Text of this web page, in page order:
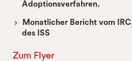
Adoptionsverfahren.
Monatlicher Bericht vom
des ISS
Zum Flyer